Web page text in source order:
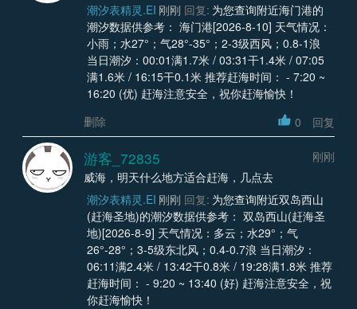
潮汐表精灵.EI 刚刚 回复: 为您查询附近海门港的
潮汐数据供参考： 海门港[2026-8-10] 天气情况：
小雨；水27°；气28°-35°；2-3级西风；0.8-1浪
当日潮汐：00:01满1.7米 / 03:31干1.4米 / 07:05
满1.6米 / 16:15干0.1米 推荐赶海时间： - 7:20 ~
16:20 (优) 赶海注意安全，祝你赶海愉快！
删除
0 回复
游客_72835
刚刚
威海，明天什么地方适合赶海，几点去
潮汐表精灵.EI 刚刚 回复: 为您查询附近双岛西山
(赶海圣地)的潮汐数据供参考： 双岛西山(赶海圣
地)[2026-8-9] 天气情况：多云；水29°；气
26°-28°；3-5级东北风；0.4-0.7浪 当日潮汐：
06:11满2.4米 / 13:42干0.8米 / 19:28满1.8米 推荐
赶海时间： - 9:20 ~ 13:40 (好) 赶海注意安全，祝
你赶海愉快！